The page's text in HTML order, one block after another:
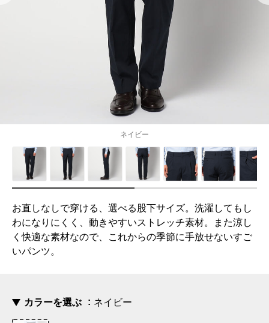
ネイビー
お直しなしで穿ける、選べる股下サイズ。洗濯してもし
わになりにくく、動きやすいストレッチ素材。また涼し
く快適な素材なので、これからの季節に手放せないすご
いパンツ。
カラーを選ぶ ネイビー